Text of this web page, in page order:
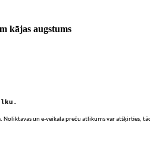
kājas augstums
Noliktavas un e-veikala preču atlikums var